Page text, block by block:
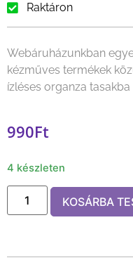
Raktáron
Webáruházunkban
kézműves termékek
ízléses organza
990Ft
4 készleten
KOSÁRBA